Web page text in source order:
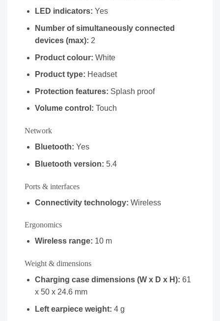
LED indicators: Yes
Number of simultaneously connected
devices (max): 2
Product colour: White
Product type: Headset
Protection features: Splash proof
Volume control: Touch
Network
Bluetooth: Yes
Bluetooth version: 5.4
Ports & interfaces
Connectivity technology: Wireless
Ergonomics
Wireless range: 10 m
Weight & dimensions
Charging case dimensions (W x D x H): 61
x 50 x 24.6 mm
Left earpiece weight: 4 g